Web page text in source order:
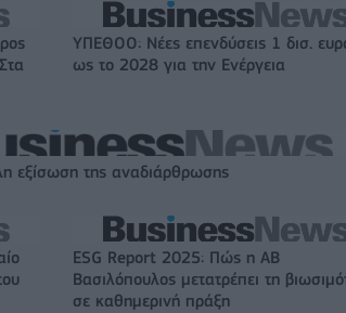
ΥΠΕΘΟΟ: Νέες επενδύσεις 1 δισ.
ως το 2028 για την Ενέργεια
εξίσωση της αναδιάρθρωσης
ESG Report 2025: Πώς η ΑΒ
Βασιλόπουλος μετατρέπει τη
σε καθημερινή πράξη